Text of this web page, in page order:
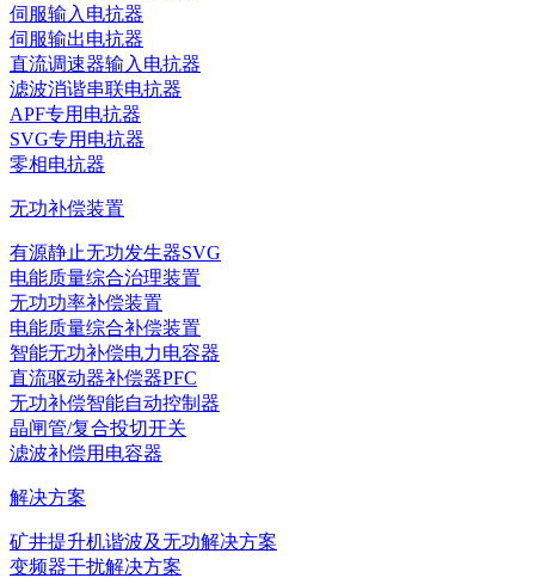
伺服输入电抗器
伺服输出电抗器
直流调速器输入电抗器
滤波消谐串联电抗器
APF专用电抗器
SVG专用电抗器
零相电抗器
无功补偿装置
有源静止无功发生器SVG
电能质量综合治理装置
无功功率补偿装置
电能质量综合补偿装置
智能无功补偿电力电容器
直流驱动器补偿器PFC
无功补偿智能自动控制器
晶闸管/复合投切开关
滤波补偿用电容器
解决方案
矿井提升机谐波及无功解决方案
变频器干扰解决方案